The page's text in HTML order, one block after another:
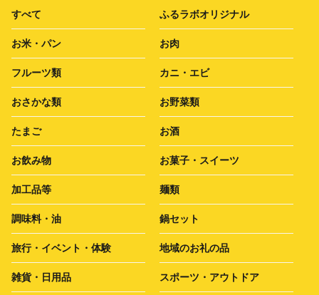
すべて ふるラボオリジナル
お米・パン お肉
フルーツ類 カニ・エビ
おさかな類 お野菜類
たまご お酒
お飲み物 お菓子・スイーツ
加工品等 麺類
調味料・油 鍋セット
旅行・イベント・体験 地域のお礼の品
雑貨・日用品 スポーツ・アウトドア